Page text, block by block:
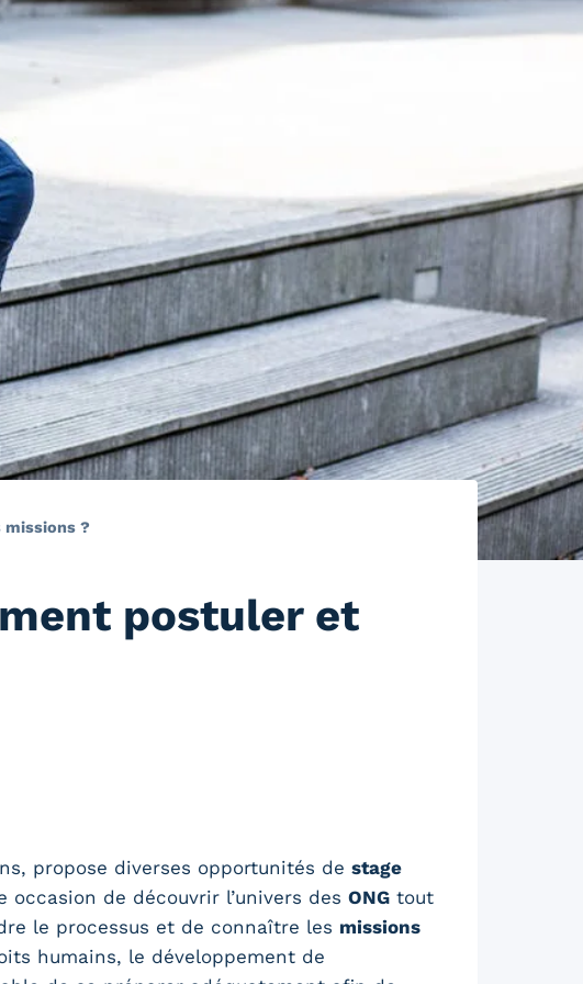
missions ?
postuler et
propose diverses opportunités de stage
de découvrir l’univers des ONG tout
le processus et de connaître les missions
humains, le développement de